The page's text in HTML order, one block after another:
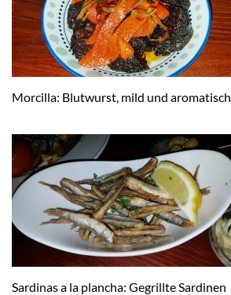
Morcilla: Blutwurst, mild und aromatisch
Sardinas a la plancha: Gegrillte Sardinen